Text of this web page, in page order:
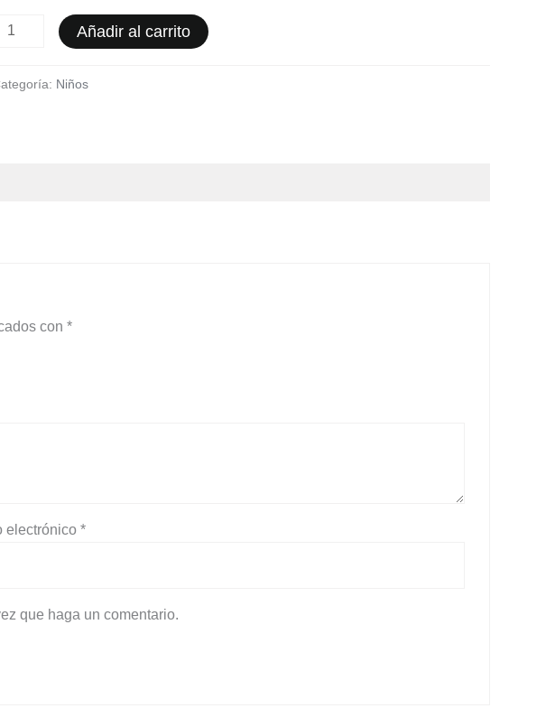
Añadir al carrito
Niños
con *
electrónico*
que haga un comentario.